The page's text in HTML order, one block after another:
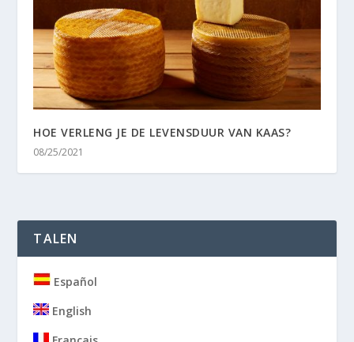
HOE VERLENG JE DE LEVENSDUUR VAN KAAS?
08/25/2021
TALEN
Español
English